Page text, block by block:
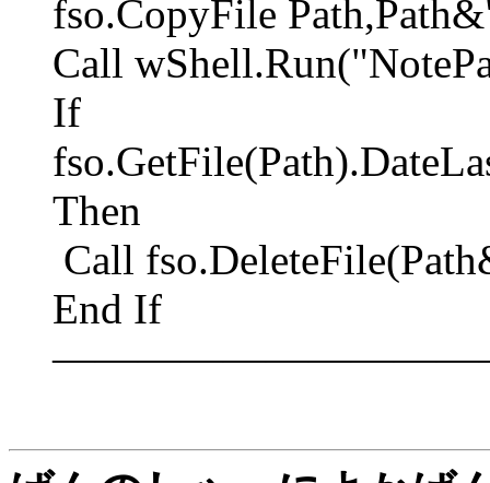
fso.CopyFile
Call
If
Then
Call
End If